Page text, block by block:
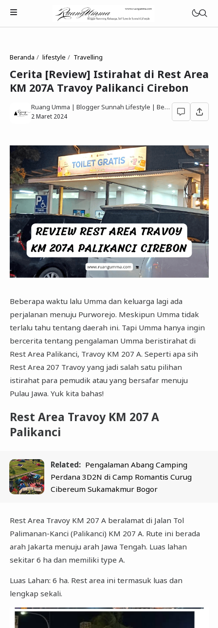
Parenting Islami
Rumah Tangga Muslimah
Refleksi Muslimah
Review & Rekomendasi
Beranda lifestyle Travelling
Cerita [Review] Istirahat di Rest Area
KM 207A Travoy Palikanci Cirebon
Ruang Umma | Blogger Sunnah Lifestyle | Berbagi Gaya Hidup Sesuai Quran Sunnah
2 Maret 2024
Beberapa waktu lalu Umma dan keluarga lagi ada
perjalanan menuju Purworejo. Meskipun Umma tidak
terlalu tahu tentang daerah ini. Tapi Umma hanya ingin
bercerita tentang pengalaman Umma beristirahat di
Rest Area Palikanci, Travoy KM 207 A. Seperti apa sih
Rest Area 207 Travoy yang jadi salah satu pilihan
istirahat para pemudik atau yang bersafar menuju
Pulau Jawa. Yuk kita bahas!
Rest Area Travoy KM 207 A
Palikanci
Related: Pengalaman Abang Camping
Perdana 3D2N di Camp Romantis Curug
Cibereum Sukamakmur Bogor
Rest Area Travoy KM 207 A beralamat di Jalan Tol
Palimanan-Kanci (Palikanci) KM 207 A. Rute ini berada
arah Jakarta menuju arah Jawa Tengah. Luas lahan
sekitar 6 ha dan memiliki type A.
Luas Lahan: 6 ha. Rest area ini termasuk luas dan
lengkap sekali.